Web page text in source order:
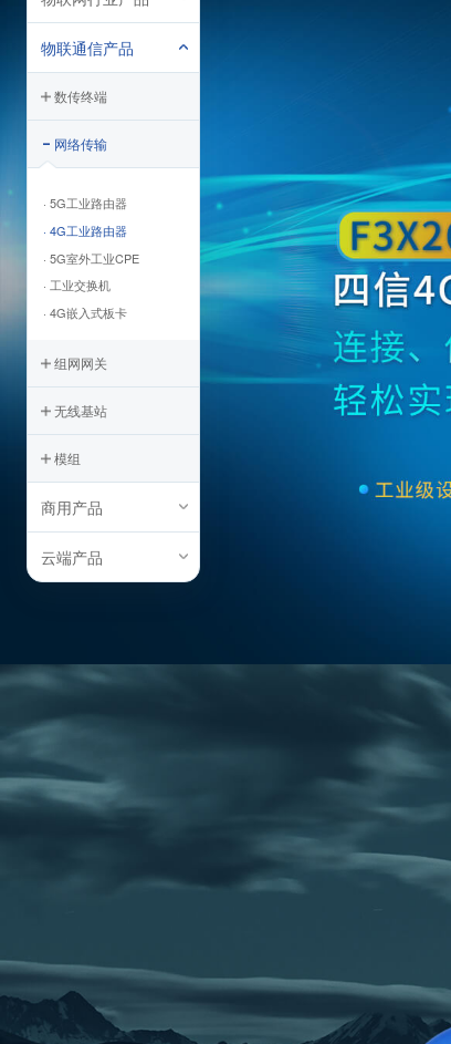
物联通信产品
数传终端
网络传输
· 5G工业路由器
· 4G工业路由器
· 5G室外工业CPE
· 工业交换机
· 4G嵌入式板卡
组网网关
无线基站
模组
商用产品
云端产品